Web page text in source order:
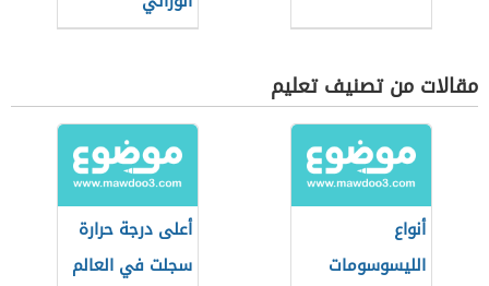
مقالات من تصنيف تعليم
أنواع
الليسوسومات
أعلى درجة حرارة
سجلت في العالم